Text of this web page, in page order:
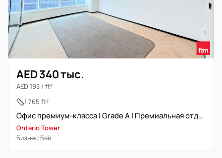
AED 340 тыс.
AED 193 / ft²
1 765 ft²
Офис премиум-класса | Grade A | Премиальная отделка
Ontario Tower
Бизнес Бэй